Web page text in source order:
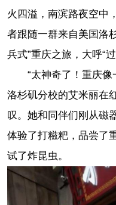
火四溢，南滨路夜空中
者跟随一群来自美国洛
兵式”重庆之旅，大呼“过
“太神奇了！重庆像
洛杉矶分校的艾米丽在
叹。她和同伴们刚从
体验了打糍粑，品尝了
试了炸昆虫。